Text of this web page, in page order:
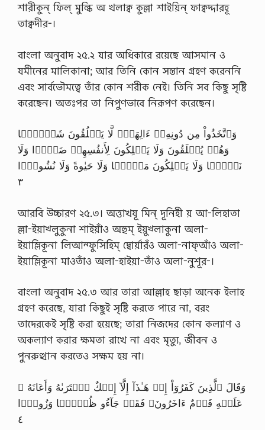
শারীকুন্ ফিল্ মুল্কি অ খলাক্ব কুল্লা শাইয়িন্ ফাক্বদ্দারহূ
তাক্বদীর-।
বাংলা অনুবাদ ২৫.২ যার অধিকারে রয়েছে আসমান ও
যমীনের মালিকানা; আর তিনি কোন সন্তান গ্রহণ করেননি
এবং সার্বভৌমত্বে তাঁর কোন শরীক নেই। তিনি সব কিছু সৃষ্টি
করেছেন। অতঃপর তা নিপুণভাবে নিরূপণ করেছেন।
وَٱتَّخَذُواْ مِن دُونِهِۦۤ ءَالِهَةً۬ لَّا يَخۡلُقُونَ شَيۡـًٔ۬ا
وَهُمۡ يُخۡلَقُونَ وَلَا يَمۡلِكُونَ لِأَنفُسِهِمۡ ضَرًّ۬ا وَلَا
نَفۡعً۬ا وَلَا يَمۡلِكُونَ مَوۡتً۬ا وَلَا حَيٰوةً وَلَا نُشُورً۬ا
٣
আরবি উচ্চারণ ২৫.৩। অত্তাখযূ মিন্ দূনিহী য় আ-লিহাতা
ল্লা-ইয়াখ্লুকুনা শাইয়াঁও অহুম্ ইয়ুখ্লাকুনা অলা-
ইয়াম্লিকূনা লিআন্ফুসিহিম্ দ্বোর্য়ারঁও অলা-নাফ্আঁও অলা-
ইয়াম্লিকূনা মাওতাঁও অলা-হাইয়া-তাঁও অলা-নুশূর-।
বাংলা অনুবাদ ২৫.৩ আর তারা আল্লাহ ছাড়া অনেক ইলাহ
গ্রহণ করেছে, যারা কিছুই সৃষ্টি করতে পারে না, বরং
তাদেরকেই সৃষ্টি করা হয়েছে; তারা নিজদের কোন কল্যাণ ও
অকল্যাণ করার ক্ষমতা রাখে না এবং মৃত্যু, জীবন ও
পুনরুত্থান করতেও সক্ষম হয় না।
وَقَالَ ٱلَّذِينَ كَفَرُوٓاْ إِنۡ هَـٰذَآ إِلَّآ إِفۡكٌ ٱفۡتَرَٮٰهُ وَأَعَانَهُ ۥ
عَلَيۡهِ قَوۡمٌ ءَاخَرُونَ‌ۖ فَقَدۡ جَآءُو ظُلۡمً۬ا وَزُورً۬ا
٤